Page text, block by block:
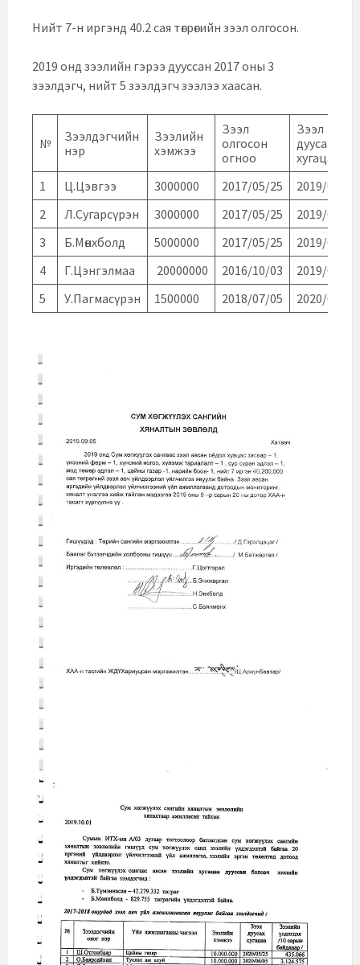
Нийт 7-н иргэнд 40.2 сая төгрөгийн зээл олгосон.
2019 онд зээлийн гэрээ дууссан 2017 оны 3
зээлдэгч, нийт 5 зээлдэгч зээлээ хаасан.
№
Зээлдэгчийн
нэр
Зээлийн
хэмжээ
Зээл
олгосон
огноо
Зээл
дуусан
хугацаа
1
Ц.Цэвгээ 3000000 2017/05/25
2019/06/25
2
Л.Сугарсүрэн 3000000 2017/05/25
2019/06/25
3
Б.Мөнхболд 5000000 2017/05/25
2019/05/25
4
Г.Цэнгэлмаа 20000000 2016/10/03
2019/07/25
5
У.Пагмасүрэн 1500000 2018/07/05 2020/01/05